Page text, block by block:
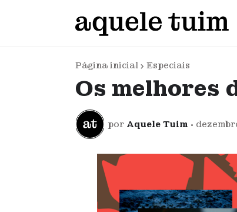
Página inicial Especiais
Os melhores
por Aquele Tuim •